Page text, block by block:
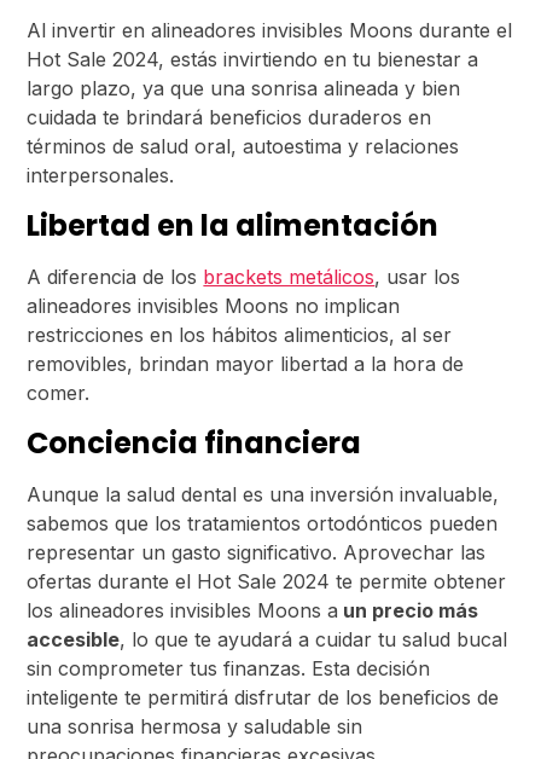
Al invertir en alineadores invisibles Moons durante el
Hot Sale 2024, estás invirtiendo en tu bienestar a
largo plazo, ya que una sonrisa alineada y bien
cuidada te brindará beneficios duraderos en
términos de salud oral, autoestima y relaciones
interpersonales.
Libertad en la alimentación
A diferencia de los brackets metálicos, usar los
alineadores invisibles Moons no implican
restricciones en los hábitos alimenticios, al ser
removibles, brindan mayor libertad a la hora de
comer.
Conciencia financiera
Aunque la salud dental es una inversión invaluable,
sabemos que los tratamientos ortodónticos pueden
representar un gasto significativo. Aprovechar las
ofertas durante el Hot Sale 2024 te permite obtener
los alineadores invisibles Moons a un precio más
accesible, lo que te ayudará a cuidar tu salud bucal
sin comprometer tus finanzas. Esta decisión
inteligente te permitirá disfrutar de los beneficios de
una sonrisa hermosa y saludable sin